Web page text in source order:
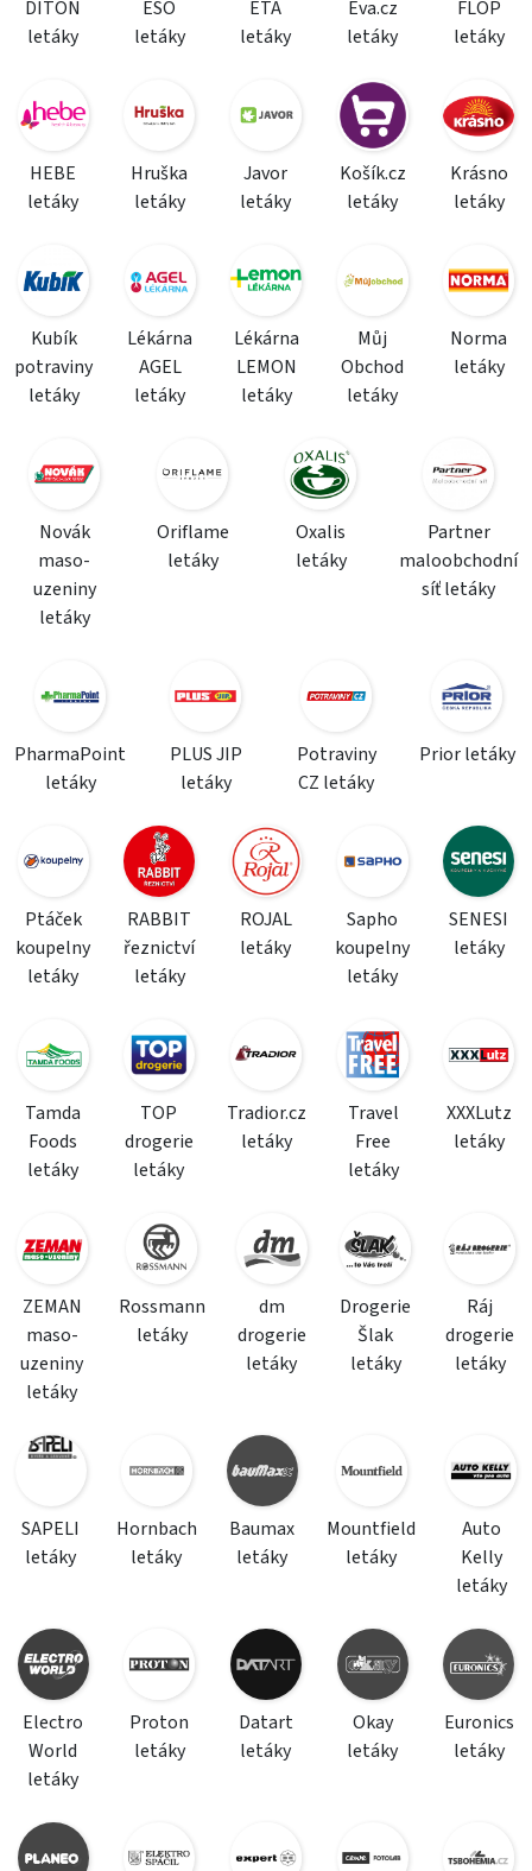
DITON
letáky
ESO
letáky
ETA
letáky
Eva.cz
letáky
FLOP
letáky
HEBE
letáky
Hruška
letáky
Javor
letáky
Košík.cz
letáky
Krásno
letáky
Kubík
potraviny
letáky
Lékárna
AGEL
letáky
Lékárna
LEMON
letáky
Můj
Obchod
letáky
Norma
letáky
Novák
maso-
uzeniny
letáky
Oriflame
letáky
Oxalis
letáky
Partner
maloobchodní
síť letáky
PharmaPoint
letáky
PLUS JIP
letáky
Potraviny
CZ letáky
Prior letáky
Ptáček
koupelny
letáky
RABBIT
řeznictví
letáky
ROJAL
letáky
Sapho
koupelny
letáky
SENESI
letáky
Tamda
Foods
letáky
TOP
drogerie
letáky
Tradior.cz
letáky
Travel
Free
letáky
XXXLutz
letáky
ZEMAN
maso-
uzeniny
letáky
Rossmann
letáky
dm
drogerie
letáky
Drogerie
Šlak
letáky
Ráj
drogerie
letáky
SAPELI
letáky
Hornbach
letáky
Baumax
letáky
Mountfield
letáky
Auto
Kelly
letáky
Electro
World
letáky
Proton
letáky
Datart
letáky
Okay
letáky
Euronics
letáky